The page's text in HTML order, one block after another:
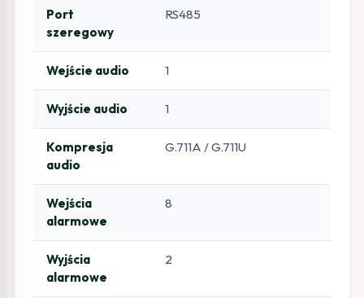
Port
szeregowy
RS485
Wejście audio 1
Wyjście audio 1
Kompresja
audio
G.711A / G.711U
Wejścia
alarmowe
8
Wyjścia
alarmowe
2